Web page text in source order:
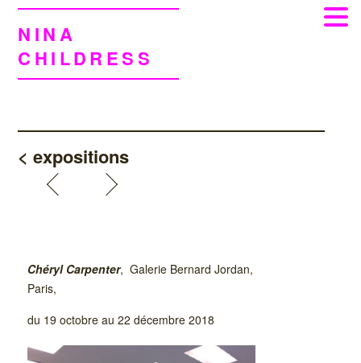
NINA
CHILDRESS
< expositions
Chéryl Carpenter, Galerie Bernard Jordan,
Paris,
du 19 octobre au 22 décembre 2018